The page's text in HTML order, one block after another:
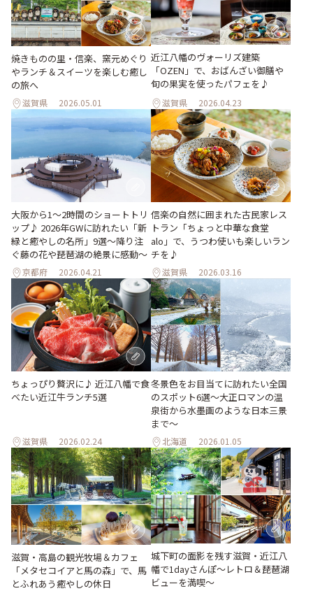
焼きものの里・信楽、窯元めぐり
やランチ＆スイーツを楽しむ癒し
の旅へ
滋賀県 2026.05.01
近江八幡のヴォーリズ建築
「OZEN」で、おばんざい御膳や
旬の果実を使ったパフェを♪
滋賀県 2026.04.23
大阪から1〜2時間のショートトリ
ップ♪ 2026年GWに訪れたい「新
緑と癒やしの名所」9選～降り注
ぐ藤の花や琵琶湖の絶景に感動～
京都府 2026.04.21
信楽の自然に囲まれた古民家レス
トラン「ちょっと中華な食堂
alo」で、うつわ使いも楽しいラン
チを♪
滋賀県 2026.03.16
ちょっぴり贅沢に♪ 近江八幡で食
べたい近江牛ランチ5選
滋賀県 2026.02.24
冬景色をお目当てに訪れたい全国
のスポット6選〜大正ロマンの温
泉街から水墨画のような日本三景
まで〜
北海道 2026.01.05
滋賀・高島の観光牧場＆カフェ
「メタセコイアと馬の森」で、馬
とふれあう癒やしの休日
城下町の面影を残す滋賀・近江八
幡で1dayさんぽ～レトロ＆琵琶湖
ビューを満喫～